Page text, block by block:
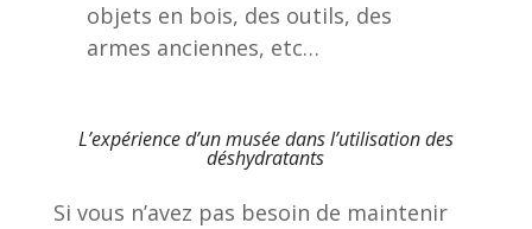
objets en bois, des outils, des
armes anciennes, etc…
L’expérience d’un musée dans l’utilisation des
déshydratants
Si vous n’avez pas besoin de maintenir